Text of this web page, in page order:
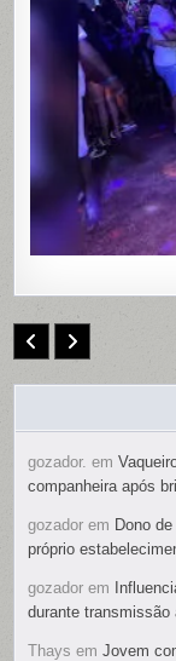
gozador. em
companheira após
gozador em Dono
próprio
gozador em
durante
Thays emJovem